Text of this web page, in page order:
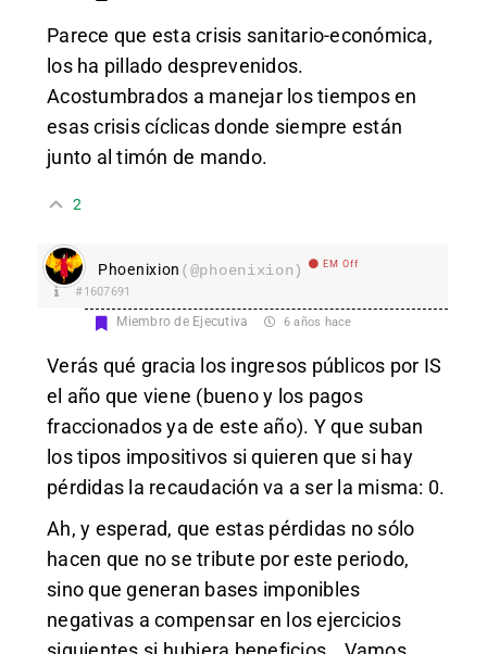
Parece que esta crisis sanitario-económica,
los ha pillado desprevenidos.
Acostumbrados a manejar los tiempos en
esas crisis cíclicas donde siempre están
junto al timón de mando.
2
Phoenixion (@phoenixion) EM Off
#1607691
Miembro de Ejecutiva 6 años hace
Verás qué gracia los ingresos públicos por IS
el año que viene (bueno y los pagos
fraccionados ya de este año). Y que suban
los tipos impositivos si quieren que si hay
pérdidas la recaudación va a ser la misma: 0.
Ah, y esperad, que estas pérdidas no sólo
hacen que no se tribute por este periodo,
sino que generan bases imponibles
negativas a compensar en los ejercicios